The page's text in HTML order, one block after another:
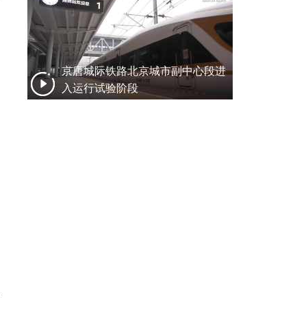
京唐城际铁路北京城市副中心段进
入运行试验阶段